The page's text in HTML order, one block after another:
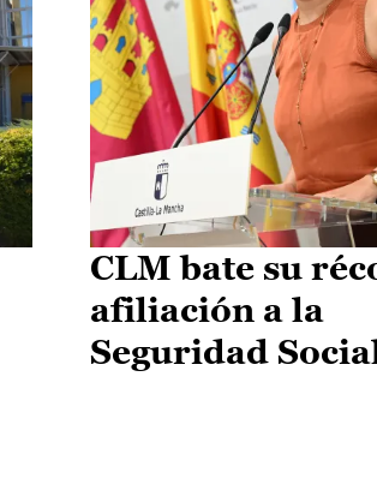
CLM bate su
afiliación a la
Seguridad